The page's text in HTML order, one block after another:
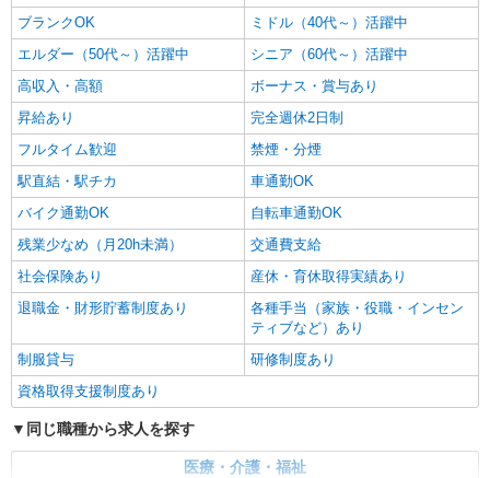
ブランクOK
ミドル（40代～）活躍中
エルダー（50代～）活躍中
シニア（60代～）活躍中
高収入・高額
ボーナス・賞与あり
昇給あり
完全週休2日制
フルタイム歓迎
禁煙・分煙
駅直結・駅チカ
車通勤OK
バイク通勤OK
自転車通勤OK
残業少なめ（月20h未満）
交通費支給
社会保険あり
産休・育休取得実績あり
退職金・財形貯蓄制度あり
各種手当（家族・役職・インセン
ティブなど）あり
制服貸与
研修制度あり
資格取得支援制度あり
同じ職種から求人を探す
医療・介護・福祉